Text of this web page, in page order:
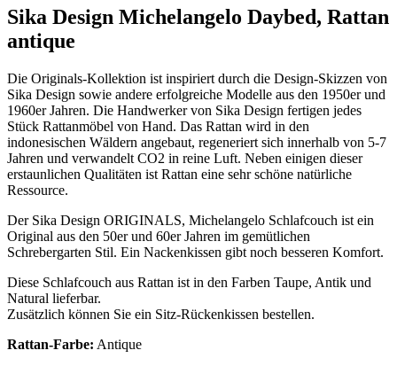
Sika Design Michelangelo Daybed, Rattan
antique
Die Originals-Kollektion ist inspiriert durch die Design-Skizzen von
Sika Design sowie andere erfolgreiche Modelle aus den 1950er und
1960er Jahren. Die Handwerker von Sika Design fertigen jedes
Stück Rattanmöbel von Hand. Das Rattan wird in den
indonesischen Wäldern angebaut, regeneriert sich innerhalb von 5-7
Jahren und verwandelt CO2 in reine Luft. Neben einigen dieser
erstaunlichen Qualitäten ist Rattan eine sehr schöne natürliche
Ressource.
Der Sika Design ORIGINALS, Michelangelo Schlafcouch ist ein
Original aus den 50er und 60er Jahren im gemütlichen
Schrebergarten Stil. Ein Nackenkissen gibt noch besseren Komfort.
Diese Schlafcouch aus Rattan ist in den Farben Taupe, Antik und
Natural lieferbar.
Zusätzlich können Sie ein Sitz-Rückenkissen bestellen.
Rattan-Farbe: Antique